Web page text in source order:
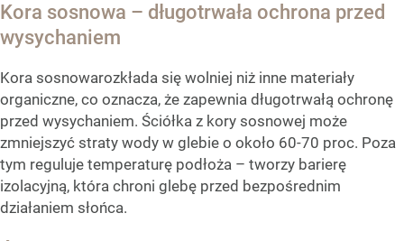
Kora sosnowa – długotrwała ochrona przed
wysychaniem
Kora sosnowarozkłada się wolniej niż inne materiały
organiczne, co oznacza, że zapewnia długotrwałą ochronę
przed wysychaniem. Ściółka z kory sosnowej może
zmniejszyć straty wody w glebie o około 60-70 proc. Poza
tym reguluje temperaturę podłoża – tworzy barierę
izolacyjną, która chroni glebę przed bezpośrednim
działaniem słońca.